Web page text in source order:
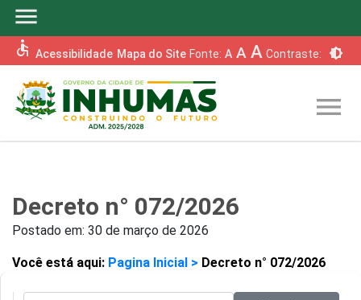
menu
accessible Acessibilidade Mapa do Site Fonte: A A A Contraste: brightness_6
menu
Decreto n° 072/2026
Postado em: 30 de março de 2026
Você está aqui: Pagina Inicial > Decreto n° 072/2026